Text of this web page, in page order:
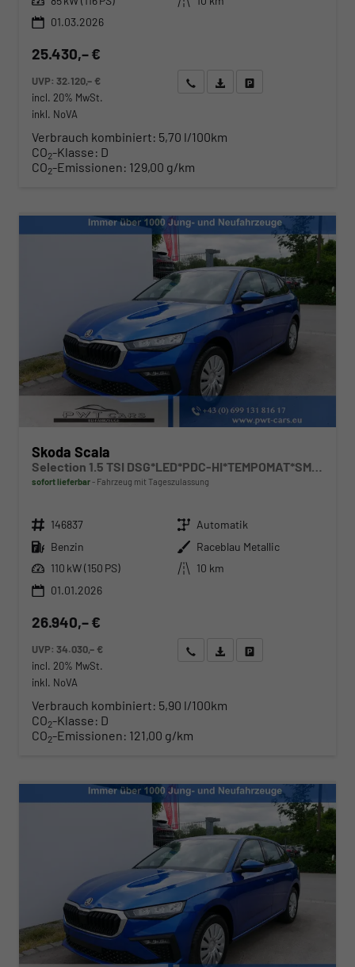
01.03.2026
25.430,– €
UVP:32.120,– €
incl. 20% MwSt.
inkl. NoVA
Wir rufen Sie anAngebot drucken (PDF)
Verbrauch kombiniert: 5,70 l/100km
CO2-Klasse: D
CO2-Emissionen: 129,00 g/km
Skoda Scala
sofort lieferbar Fahrzeug mit Tageszulassung
Fahrzeugnr. 146837 Getriebe Automatik
Kraftstoff Benzin Außenfarbe Raceblau Metallic
Leistung 110 kW (150 PS) Kilometerstand
10 km
01.01.2026
26.940,– €
UVP:34.030,– €
incl. 20% MwSt.
inkl. NoVA
Wir rufen Sie anAngebot drucken (PDF)
Verbrauch kombiniert: 5,90 l/100km
CO2-Klasse: D
CO2-Emissionen: 121,00 g/km